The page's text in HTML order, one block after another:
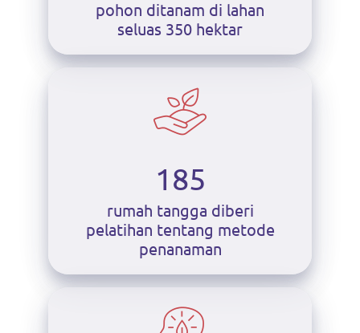
pohon ditanam di lahan
seluas 350 hektar
185
rumah tangga diberi
pelatihan tentang metode
penanaman